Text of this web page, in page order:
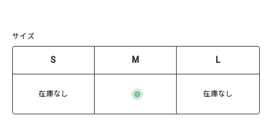
サイズ
S M L
在庫なし 在庫なし